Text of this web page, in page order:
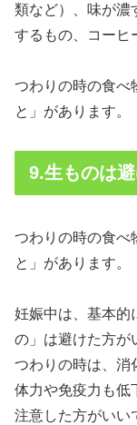
類など）、味が濃
するもの、コーヒ
つわりの時の食べ
と」があります。
9.生ものは
つわりの時の食べ
と」があります。
妊娠中は、基本的
の」は避けた方が
つわりの時は、消
体力や免疫力も低
注意した方がいい